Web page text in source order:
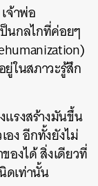
จ้าพ่อ
นกลไกที่ค่อยๆ
ในสภาวะรู้สึก
รงสร้างมันขึ้น
ง อีกทั้งยังไม่
องได้ สิ่งเดียวที่
ดเท่านั้น